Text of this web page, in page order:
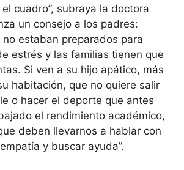
cuadro”, subraya la doctora
un consejo a los padres:
no estaban preparados para
estrés y las familias tienen que
Si ven a su hijo apático, más
habitación, que no quiere salir
o hacer el deporte que antes
el rendimiento académico,
deben llevarnos a hablar con
y buscar ayuda”.